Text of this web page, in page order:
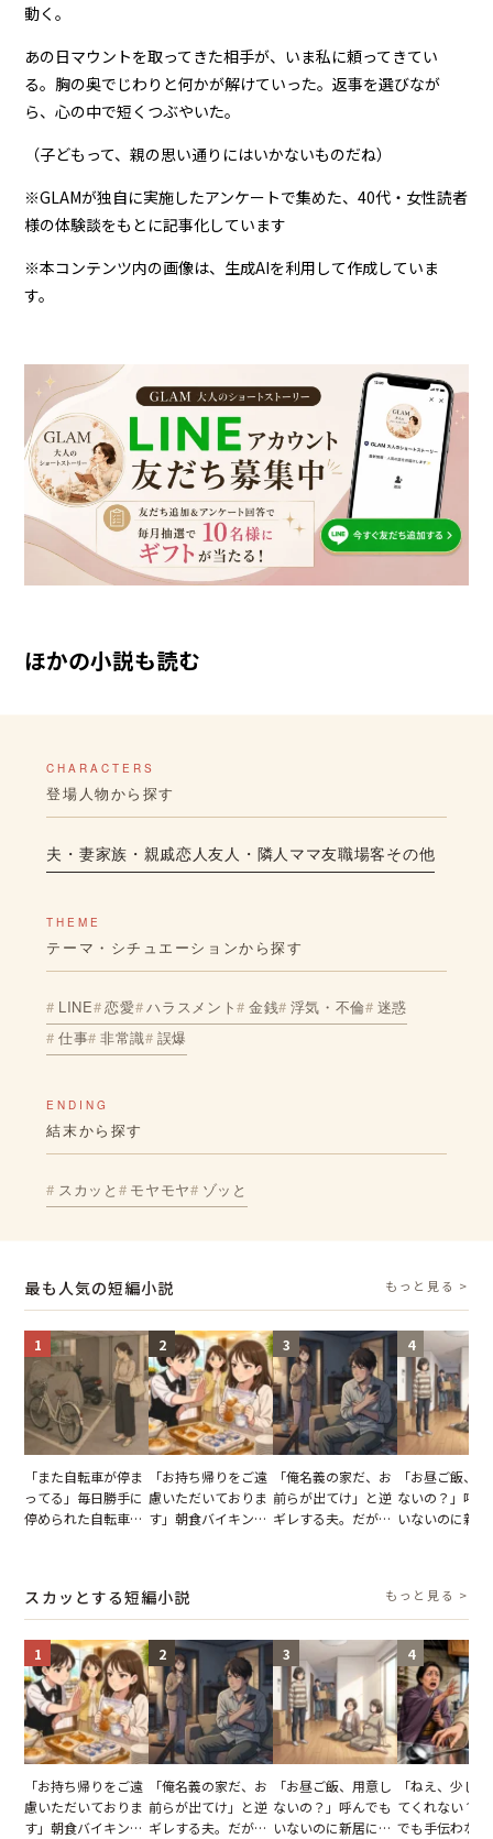
動く。
あの日マウントを取ってきた相手が、いま私に頼ってきてい
る。胸の奥でじわりと何かが解けていった。返事を選びなが
ら、心の中で短くつぶやいた。
（子どもって、親の思い通りにはいかないものだね）
※GLAMが独自に実施したアンケートで集めた、40代・女性読者
様の体験談をもとに記事化しています
※本コンテンツ内の画像は、生成AIを利用して作成していま
す。
ほかの小説も読む
CHARACTERS
登場人物から探す
夫・妻家族・親戚恋人友人・隣人 ママ友職場客その他
THEME
テーマ・シチュエーションから探す
LINE 恋愛 ハラスメント 金銭 浮気・不倫 迷惑
仕事 非常識 誤爆
ENDING
結末から探す
スカッと モヤモヤ ゾッと
最も人気の短編小説 もっと見る >
1
「また自転車が停ま
ってる」毎日勝手に
停められた自転車。
2
「お持ち帰りをご遠
慮いただいておりま
す」朝食バイキング
が一変
3
「俺名義の家だ、お
前らが出てけ」と逆
ギレする夫。だが、
4
「お昼ご飯、
ないの？」呼
いないのに新
スカッとする短編小説 もっと見る >
1
「お持ち帰りをご遠
慮いただいておりま
す」朝食バイキング
2
「俺名義の家だ、お
前らが出てけ」と逆
ギレする夫。だが、
3
「お昼ご飯、用意し
ないの？」呼んでも
いないのに新居にあ
4
「ねえ、少し
てくれない？
でも手伝わな